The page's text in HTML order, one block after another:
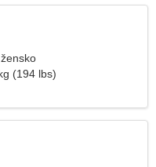
(194 lbs)